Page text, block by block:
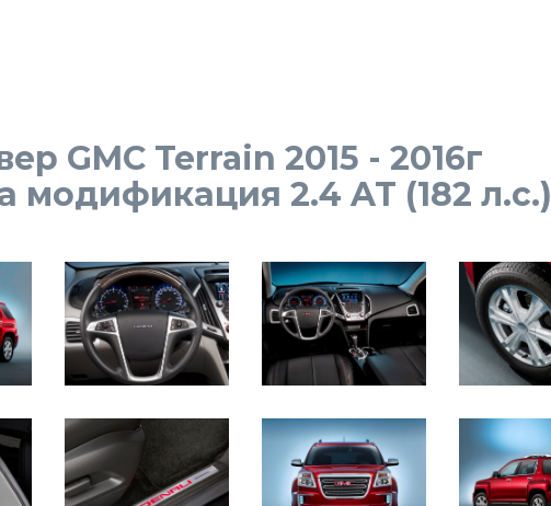
GMC Terrain 2015 - 2016г
модификация 2.4 AT (182 л.с.)